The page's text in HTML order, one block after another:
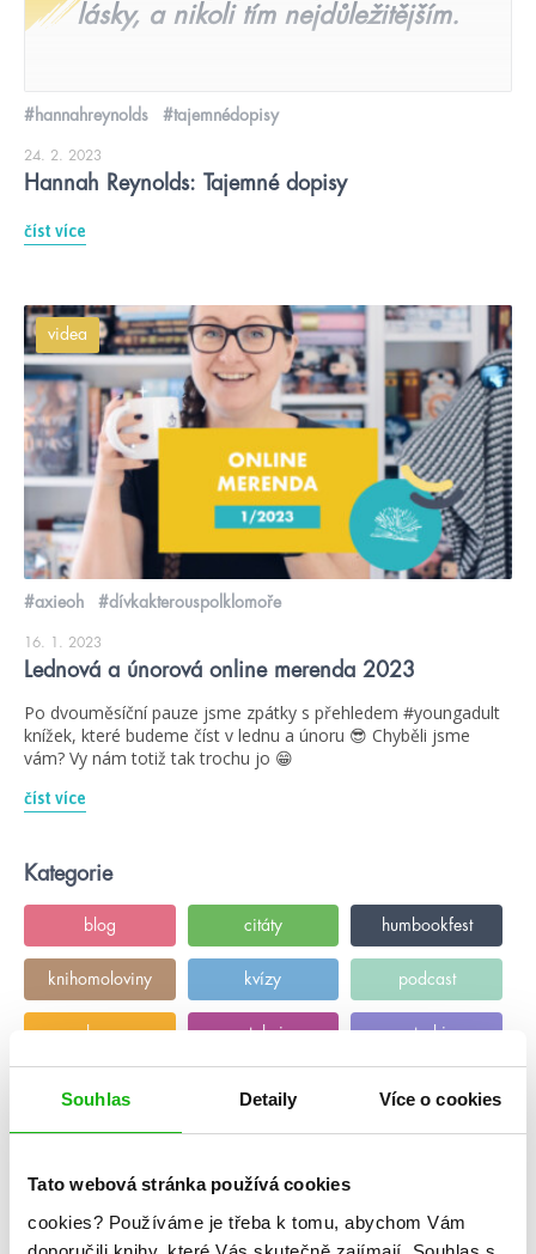
Souhlas Detaily Více o cookies
Tato webová stránka používá cookies
cookies? Používáme je třeba k tomu, abychom Vám
lásky, a nikoli tím nejdůležitějším.
#hannahreynolds #tajemnédopisy
24. 2. 2023
Hannah Reynolds: Tajemné dopisy
číst více
videa
#axieoh #dívkakterouspolklomoře
16. 1. 2023
Lednová a únorová online merenda 2023
Po dvouměsíční pauze jsme zpátky s přehledem #youngadult
knížek, které budeme číst v lednu a únoru 😎 Chyběli jsme
vám? Vy nám totiž tak trochu jo 😁
číst více
Kategorie
blog citáty humbookfest
knihomoloviny kvízy podcast
rozhovory stahuj storki